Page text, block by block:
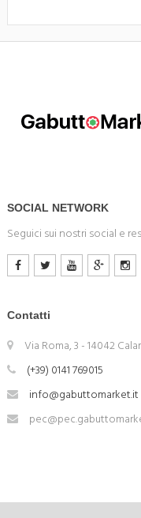
SOCIAL NETWORK
Seguici sui nostri social e
Contatti
Via Roma, 3 - 14042
(+39) 0141 769015
info@gabuttomarket.it